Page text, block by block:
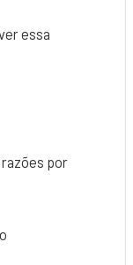
essa
por